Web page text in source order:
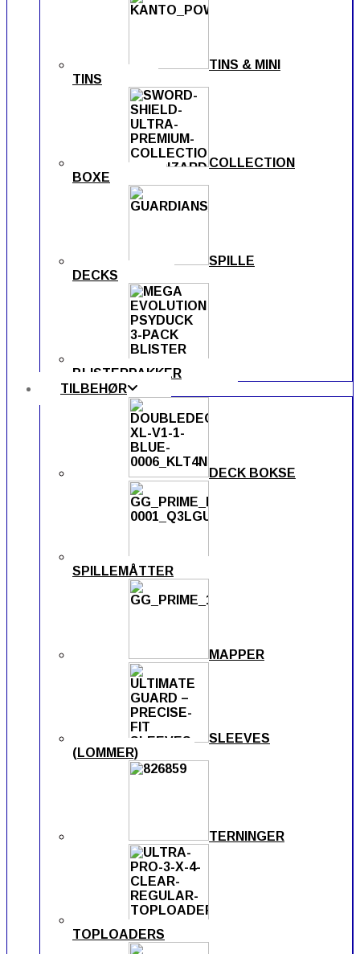
TINS & MINI
TINS
COLLECTION
BOXE
SPILLE
DECKS
BLISTERPAKKER
TILBEHØR
DECK BOKSE
SPILLEMÅTTER
MAPPER
SLEEVES
(LOMMER)
TERNINGER
TOPLOADERS